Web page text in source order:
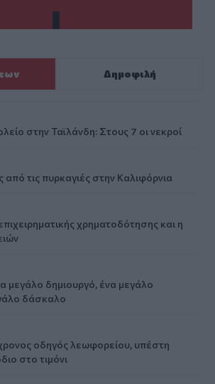
Δημοφιλή
στην Ταϊλάνδη: Στους 7 οι νεκροί
τις πυρκαγιές στην Καλιφόρνια
χρηματοδότησης και η
μεγάλο δημιουργό, ένα μεγάλο
δάσκαλο
οδηγός λεωφορείου, υπέστη
στο τιμόνι